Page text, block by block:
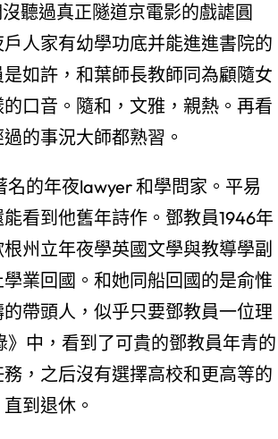
聽過真正隧道京電影的戲謔圓
人家有幼學功底并能進進書院的
如許，和葉師長教師同為顧隨女
口音。隨和，文雅，親熱。再看
的事況大師都熟習。
的年夜lawyer 和學問家。平易
看到他舊年詩作。鄧教員1946年
州立年夜學英國文學與教導學副
業回國。和她同船回國的是俞惟
帶頭人，似乎只要鄧教員一位理
中，看到了可貴的鄧教員年青的
，之后沒有選擇高校和更高等的
到退休。